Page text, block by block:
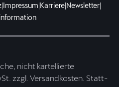
|Impressum|Karriere|Newsletter|
nicht kartellierte
zzgl. Versandkosten. Statt-